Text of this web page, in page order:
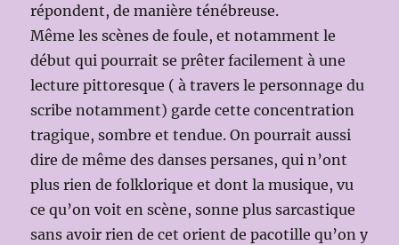
répondent, de manière ténébreuse.
Même les scènes de foule, et notamment le
début qui pourrait se prêter facilement à une
lecture pittoresque ( à travers le personnage du
scribe notamment) garde cette concentration
tragique, sombre et tendue. On pourrait aussi
dire de même des danses persanes, qui n’ont
plus rien de folklorique et dont la musique, vu
ce qu’on voit en scène, sonne plus sarcastique
sans avoir rien de cet orient de pacotille qu’on y